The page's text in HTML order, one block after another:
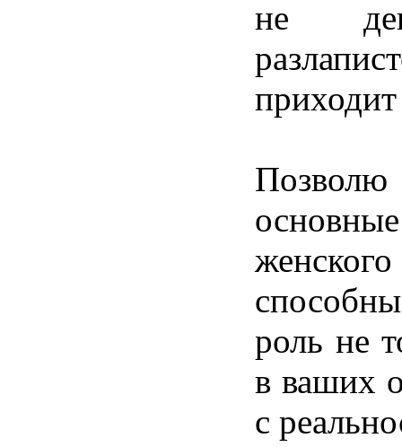
не
приходит
Позволю
основные
женского
роль не
в ваших
с